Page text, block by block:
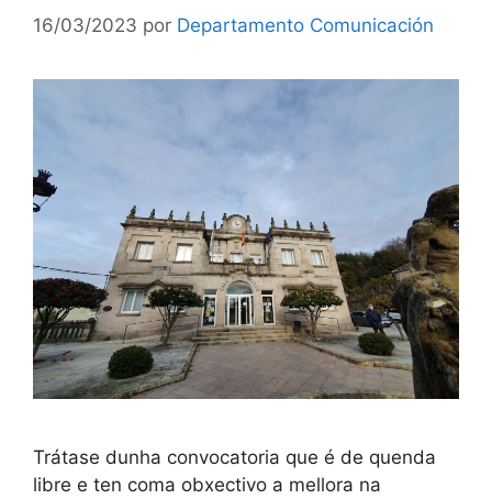
16/03/2023 por Departamento Comunicación
Trátase dunha convocatoria que é de quenda
libre e ten coma obxectivo a mellora na